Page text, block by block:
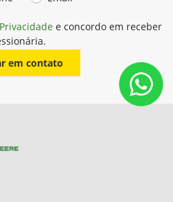
e concordo em receber
em contato